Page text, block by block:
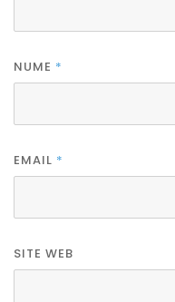
NUME *
EMAIL *
SITE WEB